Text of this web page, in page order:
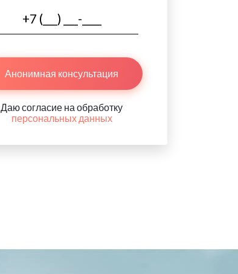
Анонимная консультация
Даю согласие на обработку
персональных данных